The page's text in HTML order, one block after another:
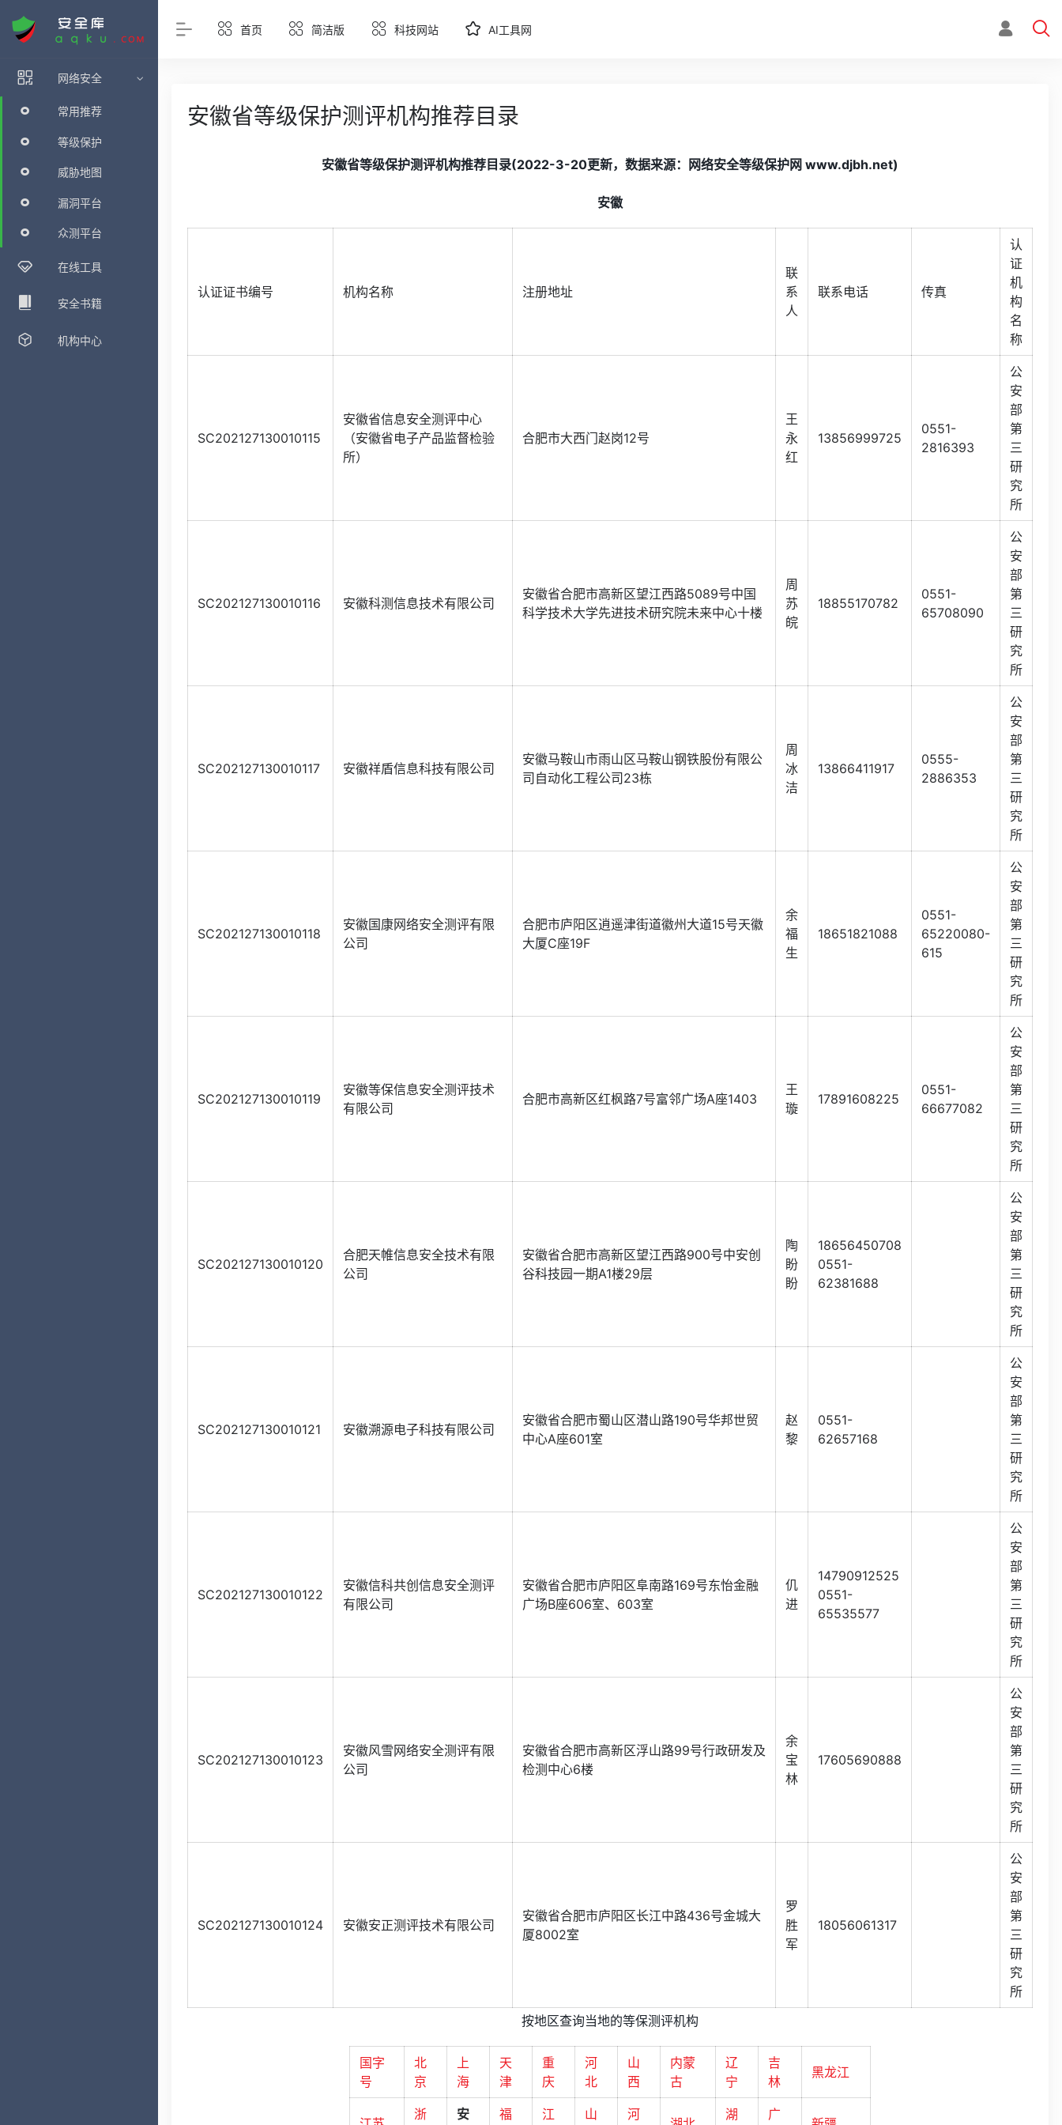
网络安全
常用推荐
等级保护
威胁地图
漏洞平台
众测平台
在线工具
安全书籍
机构中心
首页 简洁版 科技网站 AI工具网
安徽省等级保护测评机构推荐目录
安徽省等级保护测评机构推荐目录(2022-3-20更新，数据来源：网络安全等级保护网 www.djbh.net)
安徽
认证证书编号 机构名称 注册地址
联
系
人
联系电话 传真
认
证
机
构
名
称
SC202127130010115
安徽省信息安全测评中心
（安徽省电子产品监督检验
所）
合肥市大西门赵岗12号
王
永
红
13856999725
0551-
2816393
公
安
部
第
三
研
究
所
SC202127130010116 安徽科测信息技术有限公司
安徽省合肥市高新区望江西路5089号中国
科学技术大学先进技术研究院未来中心十楼
周
苏
皖
18855170782
0551-
65708090
公
安
部
第
三
研
究
所
SC202127130010117 安徽祥盾信息科技有限公司
安徽马鞍山市雨山区马鞍山钢铁股份有限公
司自动化工程公司23栋
周
冰
洁
13866411917
0555-
2886353
公
安
部
第
三
研
究
所
SC202127130010118
安徽国康网络安全测评有限
公司
合肥市庐阳区逍遥津街道徽州大道15号天徽
大厦C座19F
余
福
生
18651821088
0551-
65220080-
615
公
安
部
第
三
研
究
所
SC202127130010119
安徽等保信息安全测评技术
有限公司
合肥市高新区红枫路7号富邻广场A座1403
王
璇
17891608225
0551-
66677082
公
安
部
第
三
研
究
所
SC202127130010120
合肥天帷信息安全技术有限
公司
安徽省合肥市高新区望江西路900号中安创
谷科技园一期A1楼29层
陶
盼
盼
18656450708
0551-
62381688
公
安
部
第
三
研
究
所
SC202127130010121 安徽溯源电子科技有限公司
安徽省合肥市蜀山区潜山路190号华邦世贸
中心A座601室
赵
黎
0551-
62657168
公
安
部
第
三
研
究
所
SC202127130010122
安徽信科共创信息安全测评
有限公司
安徽省合肥市庐阳区阜南路169号东怡金融
广场B座606室、603室
仉
进
14790912525
0551-
65535577
公
安
部
第
三
研
究
所
SC202127130010123
安徽风雪网络安全测评有限
公司
安徽省合肥市高新区浮山路99号行政研发及
检测中心6楼
余
宝
林
17605690888
公
安
部
第
三
研
究
所
SC202127130010124 安徽安正测评技术有限公司
安徽省合肥市庐阳区长江中路436号金城大
厦8002室
罗
胜
军
18056061317
公
安
部
第
三
研
究
所
按地区查询当地的等保测评机构
国字
号
北
京
上
海
天
津
重
庆
河
北
山
西
内蒙
古
辽
宁
吉
林
黑龙江
浙 安 福 江 山 河 湖 广